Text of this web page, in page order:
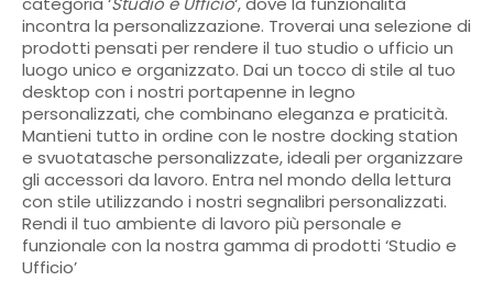
incontra la personalizzazione. Troverai una selezione di
prodotti pensati per rendere il tuo studio o ufficio un
luogo unico e organizzato. Dai un tocco di stile al tuo
desktop con i nostri portapenne in legno
personalizzati, che combinano eleganza e praticità.
Mantieni tutto in ordine con le nostre docking station
e svuotatasche personalizzate, ideali per organizzare
gli accessori da lavoro. Entra nel mondo della lettura
con stile utilizzando i nostri segnalibri personalizzati.
Rendi il tuo ambiente di lavoro più personale e
funzionale con la nostra gamma di prodotti ‘Studio e
Ufficio’